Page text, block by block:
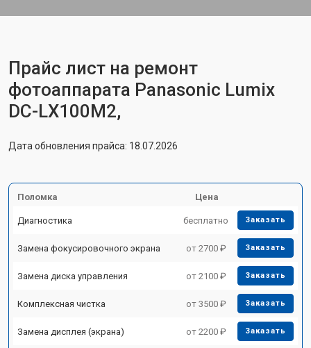
Прайс лист на ремонт
фотоаппарата Panasonic Lumix
DC-LX100M2,
Дата обновления прайса: 18.07.2026
Поломка Цена
Диагностика бесплатно Заказать
Замена фокусировочного экрана от 2700 ₽ Заказать
Замена диска управления от 2100 ₽ Заказать
Комплексная чистка от 3500 ₽ Заказать
Замена дисплея (экрана) от 2200 ₽ Заказать